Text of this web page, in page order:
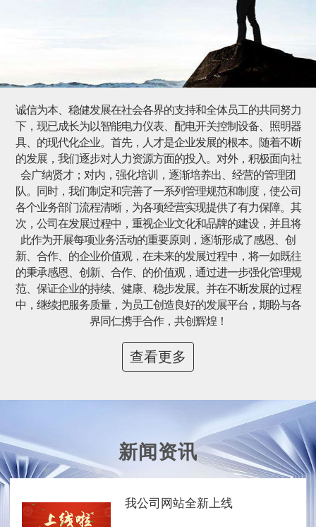
诚信为本、稳健发展在社会各界的支持和全体员工的共同努力
下，现已成长为以智能电力仪表、配电开关控制设备、照明器
具、的现代化企业。首先，人才是企业发展的根本。随着不断
的发展，我们逐步对人力资源方面的投入。对外，积极面向社
会广纳贤才；对内，强化培训，逐渐培养出、经营的管理团
队。同时，我们制定和完善了一系列管理规范和制度，使公司
各个业务部门流程清晰，为各项经营实现提供了有力保障。其
次，公司在发展过程中，重视企业文化和品牌的建设，并且将
此作为开展每项业务活动的重要原则，逐渐形成了感恩、创
新、合作、的企业价值观，在未来的发展过程中，将一如既往
的秉承感恩、创新、合作、的价值观，通过进一步强化管理规
范、保证企业的持续、健康、稳步发展。并在不断发展的过程
中，继续把服务质量，为员工创造良好的发展平台，期盼与各
界同仁携手合作，共创辉煌！
查看更多
新闻资讯
我公司网站全新上线